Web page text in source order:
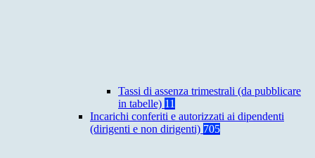
Tassi di assenza trimestrali (da pubblicare
in tabelle) 11
Incarichi conferiti e autorizzati ai dipendenti
(dirigenti e non dirigenti) 705